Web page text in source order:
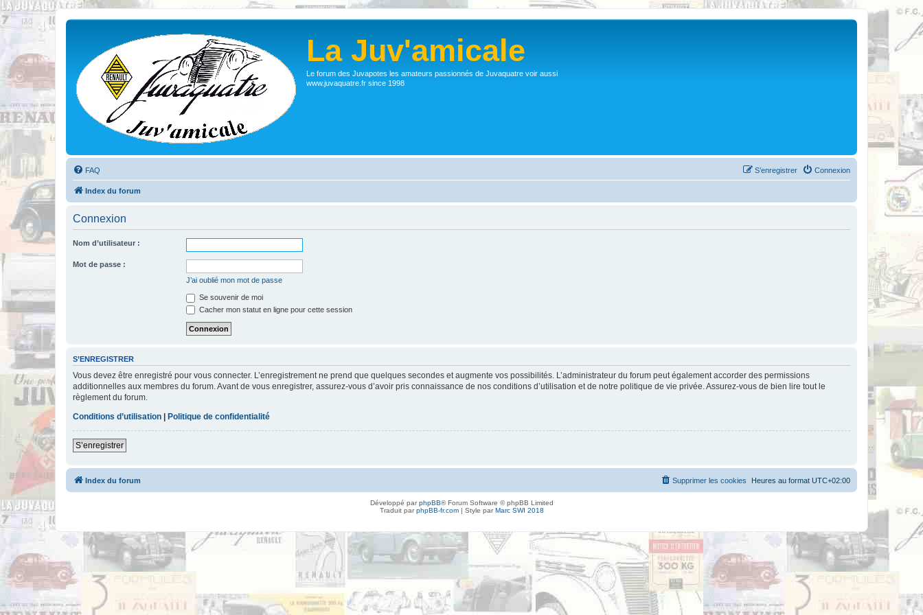
La Juv'amicale
Le forum des Juvapotes les amateurs passionnés de Juvaquatre voir aussi
www.juvaquatre.fr since 1998
FAQ Connexion
S’enregistrer
Index du forum
Connexion
Nom d’utilisateur :
Mot de passe :
J’ai oublié mon mot de passe
Se souvenir de moi
Cacher mon statut en ligne pour cette session
S’ENREGISTRER
Vous devez être enregistré pour vous connecter. L’enregistrement ne prend que quelques secondes et augmente vos possibilités. L’administrateur du forum peut également accorder des permissions
additionnelles aux membres du forum. Avant de vous enregistrer, assurez-vous d’avoir pris connaissance de nos conditions d’utilisation et de notre politique de vie privée. Assurez-vous de bien lire tout le
règlement du forum.
Conditions d’utilisation | Politique de confidentialité
S’enregistrer
Index du forum Heures au format UTC+02:00
Supprimer les cookies
Développé parphpBB® Forum Software © phpBB Limited
Traduit parphpBB-fr.com| Style parMarc SWI 2018